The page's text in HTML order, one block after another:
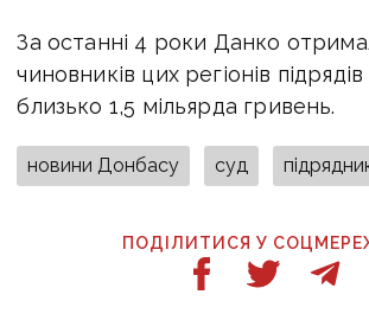
За останні 4 роки Данко
чиновників цих регіонів
близько 1,5 мільярда гривень.
новини Донбасу суд
ПОДІЛИТИСЯ У